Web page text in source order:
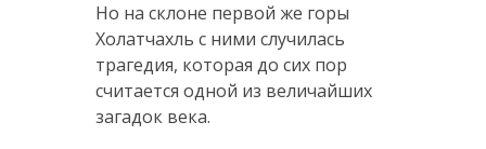
Но на склоне первой же горы
Холатчахль с ними случилась
трагедия, которая до сих пор
считается одной из величайших
загадок века.